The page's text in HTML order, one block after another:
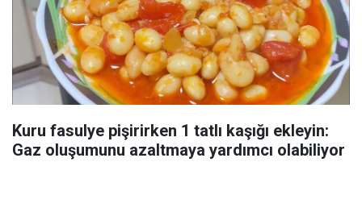
Kuru fasulye pişirirken 1 tatlı kaşığı ekleyin:
Gaz oluşumunu azaltmaya yardımcı olabiliyor